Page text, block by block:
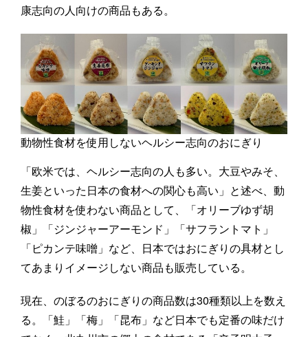
康志向の人向けの商品もある。
動物性食材を使用しないヘルシー志向のおにぎり
「欧米では、ヘルシー志向の人も多い。大豆やみそ、
生姜といった日本の食材への関心も高い」と述べ、動
物性食材を使わない商品として、「オリーブゆず胡
椒」「ジンジャーアーモンド」「サフラントマト」
「ピカンテ味噌」など、日本ではおにぎりの具材とし
てあまりイメージしない商品も販売している。
現在、のぼるのおにぎりの商品数は30種類以上を数え
る。「鮭」「梅」「昆布」など日本でも定番の味だけ